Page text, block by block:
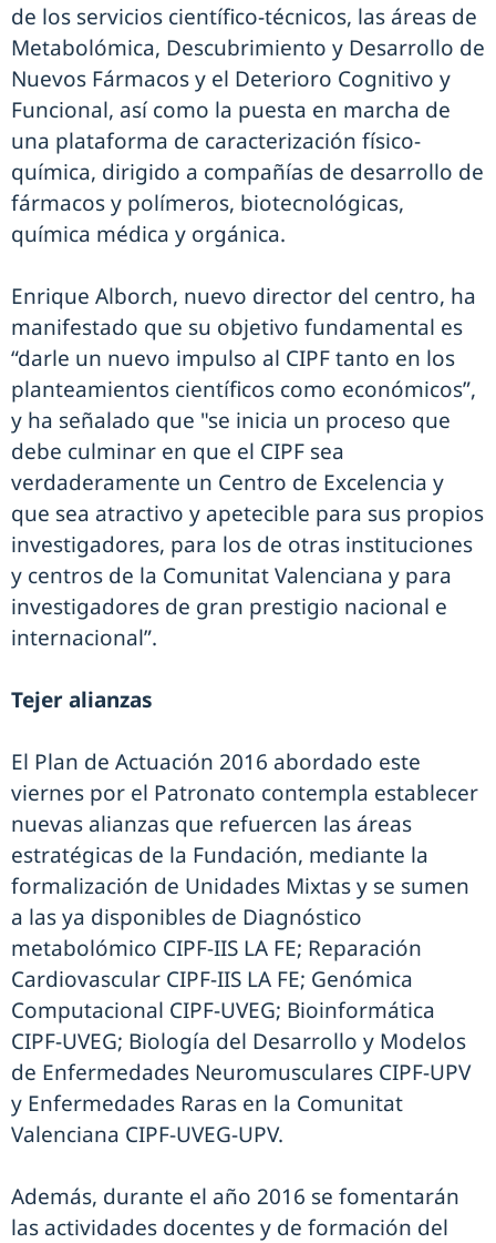
de los servicios científico-técnicos, las áreas de
Metabolómica, Descubrimiento y Desarrollo de
Nuevos Fármacos y el Deterioro Cognitivo y
Funcional, así como la puesta en marcha de
una plataforma de caracterización físico-
química, dirigido a compañías de desarrollo de
fármacos y polímeros, biotecnológicas,
química médica y orgánica.
Enrique Alborch, nuevo director del centro, ha
manifestado que su objetivo fundamental es
“darle un nuevo impulso al CIPF tanto en los
planteamientos científicos como económicos”,
y ha señalado que "se inicia un proceso que
debe culminar en que el CIPF sea
verdaderamente un Centro de Excelencia y
que sea atractivo y apetecible para sus propios
investigadores, para los de otras instituciones
y centros de la Comunitat Valenciana y para
investigadores de gran prestigio nacional e
internacional”.
Tejer alianzas
El Plan de Actuación 2016 abordado este
viernes por el Patronato contempla establecer
nuevas alianzas que refuercen las áreas
estratégicas de la Fundación, mediante la
formalización de Unidades Mixtas y se sumen
a las ya disponibles de Diagnóstico
metabolómico CIPF-IIS LA FE; Reparación
Cardiovascular CIPF-IIS LA FE; Genómica
Computacional CIPF-UVEG; Bioinformática
CIPF-UVEG; Biología del Desarrollo y Modelos
de Enfermedades Neuromusculares CIPF-UPV
y Enfermedades Raras en la Comunitat
Valenciana CIPF-UVEG-UPV.
Además, durante el año 2016 se fomentarán
las actividades docentes y de formación del